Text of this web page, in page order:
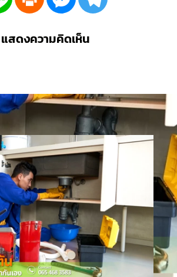
แสดงความคิดเห็น